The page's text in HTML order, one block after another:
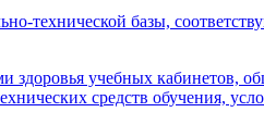
технической базы,
здоровья учебных кабинетов,
средств обучения,